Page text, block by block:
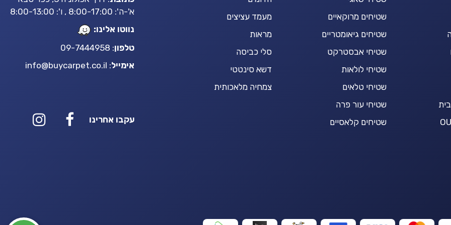
שטיחים מרוקאיים
שטיחים גיאומטריים
שטיחי אבסטרקט
שטיחי לולאות
שטיחי טלאים
שטיחי עור פרה
שטיחים קלאסיים
מעמד עציצים
מראות
סלי כביסה
דשא סינטטי
צמחיה מלאכותית
א'-ה': 8:00-17:00 , ו': 8:00-13:00
נווטו אלינו:
טלפון: 09-7444958
אימייל:
info@buycarpet.co.il
עקבו אחרינו